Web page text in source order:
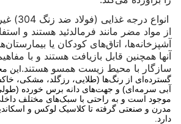
انواع
از مواد مضر مانند فرمالدئید هستند و
آشپزخانه‌ها، اتاق‌های کودکان یا
آنها همچنین قابل بازیافت هستند و با
سازگار با محیط زیست همسو هستند.این
گسترده‌ای از رنگ‌ها (طلایی، رزگلد، مشکی،
آبی سرمه‌ای) و جهت‌های دانه برس خورده
موجود است و به راحتی با سبک‌های مختلف داخلی
مدرن و صنعتی گرفته تا کلاسیک لوکس و
دارد.